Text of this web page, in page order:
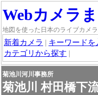
Webカメラ
地図を使った日本のライブカメ
新着カメラ | キーワードを
カテゴリから探す |
菊池川河川事務所
菊池川 村田橋下